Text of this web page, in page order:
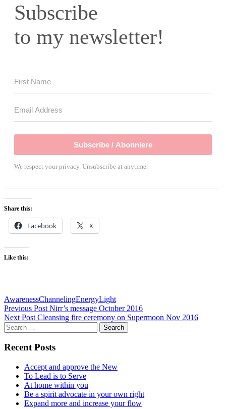
Subscribe
to my newsletter!
Subscribe / Abonniere
We respect your privacy. Unsubscribe at anytime.
Share this:
Facebook X
Like this:
AwarenessChannelingEnergyLight
Post
navigation
Previous Post Nirr’s message October 2016
Next Post Cleansing fire ceremony on Supermoon Nov 2016
Search
for:
Recent Posts
Accept and approve the New
To Lead is to Serve
At home within you
Be a spirit advocate in your own right
Expand more and increase your flow